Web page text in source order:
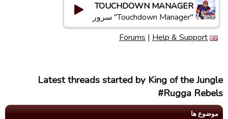
TOUCHDOWN MANAGER
"Touchdown Manager" سرور
Forums | Help & Support
Latest threads started by King of the Jungle
#Rugga Rebels
موضوع ها